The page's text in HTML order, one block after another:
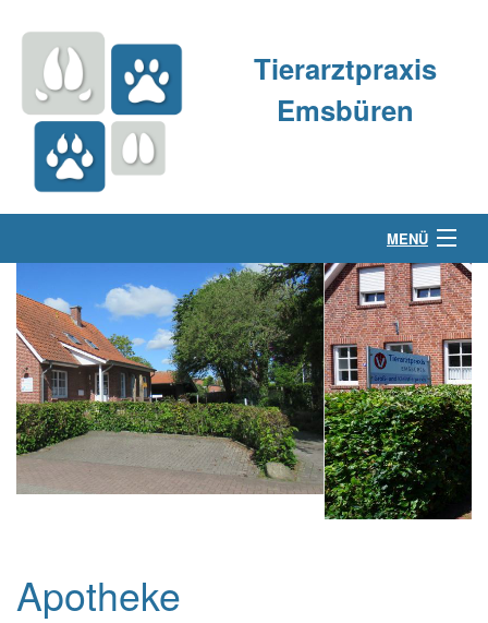
Tierarztpraxis
Emsbüren
MENÜ
Über uns
Kleintierpraxis
Großtierpraxis
Kontakt & Anfahrt
Apotheke